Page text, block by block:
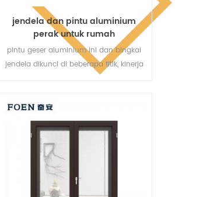
jendela dan pintu aluminium
perak untuk rumah
pintu geser aluminium ini dan bingkai
jendela dikunci di beberapa titik, kinerja
pintu untuk memenuhi berbagai
kebutuhan arsitektur.